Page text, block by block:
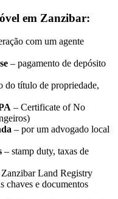
em Zanzibar:
com um agente
– pagamento de depósito
do título de propriedade,
– Certificate of No
– por um advogado local
– stamp duty, taxas de
Land Registry
chaves e documentos